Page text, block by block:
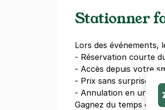
Stationner
Lors des événements,
- Réservation courte
- Accès depuis votre
- Prix sans surprise
- Annulation en un clic
Gagnez du temps en